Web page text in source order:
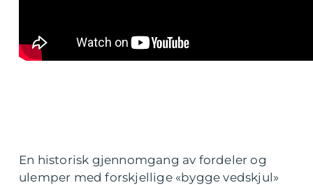
En historisk gjennomgang av fordeler og
ulemper med forskjellige «bygge vedskjul»